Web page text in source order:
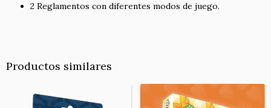
2 Reglamentos con diferentes modos de juego.
Productos similares